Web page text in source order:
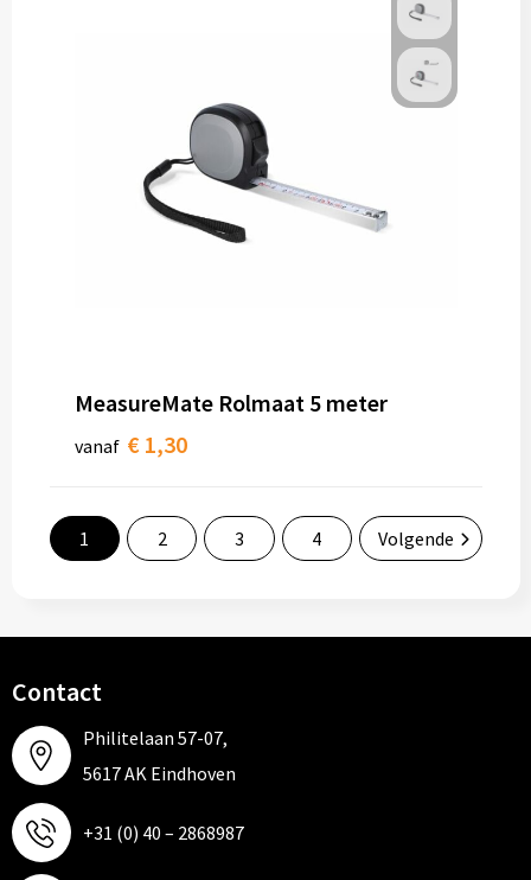
MeasureMate Rolmaat 5 meter
vanaf € 1,30
1 2 3 4 Volgende
Contact
Philitelaan 57-07,
5617 AK Eindhoven
+31 (0) 40 – 2868987